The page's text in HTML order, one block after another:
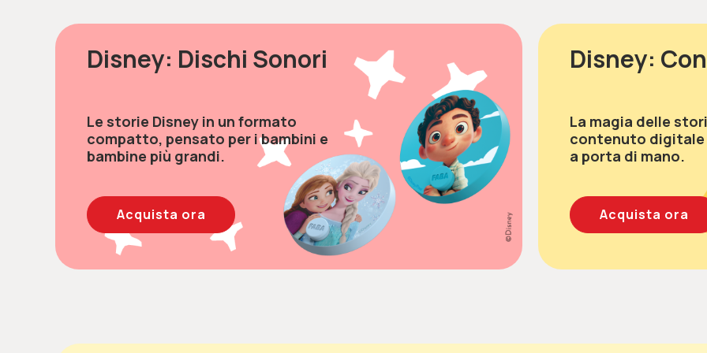
Disney: Dischi Sonori
Le storie Disney in un formato
compatto, pensato per i bambini e
bambine più grandi.
Acquista ora
Disney:
La magia delle
contenuto digitale
a porta di mano.
Acquista ora